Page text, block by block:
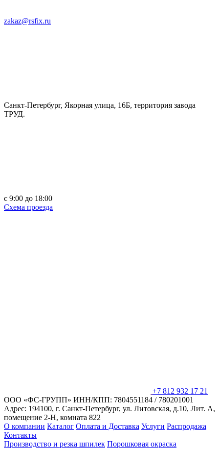
zakaz@rsfix.ru
Санкт-Петербург, Якорная улица, 16Б, территория завода
ТРУД.
c 9:00 до 18:00
Схема проезда
+7 812 932 17 21
ООО «ФС-ГРУПП» ИНН/КПП: 7804551184 / 780201001
Адрес: 194100, г. Санкт-Петербург, ул. Литовская, д.10, Лит. А,
помещение 2-Н, комната 822
О компании Каталог Оплата и Доставка Услуги Распродажа
Контакты
Производство и резка шпилек Порошковая окраска